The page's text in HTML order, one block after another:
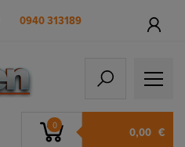
0940 313189
0 0,00 €